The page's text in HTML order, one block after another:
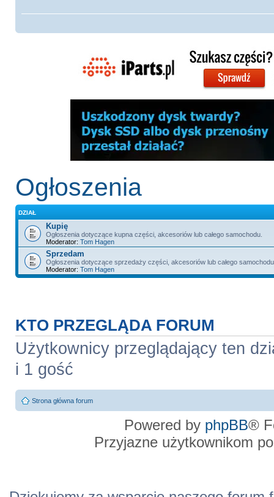
Ogłoszenia
DZIAŁ
Kupię
Ogłoszenia dotyczące kupna części, akcesoriów lub całego samochodu.
Moderator: Tom Hagen
Sprzedam
Ogłoszenia dotyczące sprzedaży części, akcesoriów lub całego
Moderator: Tom Hagen
KTO PRZEGLĄDA FORUM
Użytkownicy przeglądający ten
i 1 gość
Strona główna forum
Powered by phpBB®
Przyjazne użytkownikom